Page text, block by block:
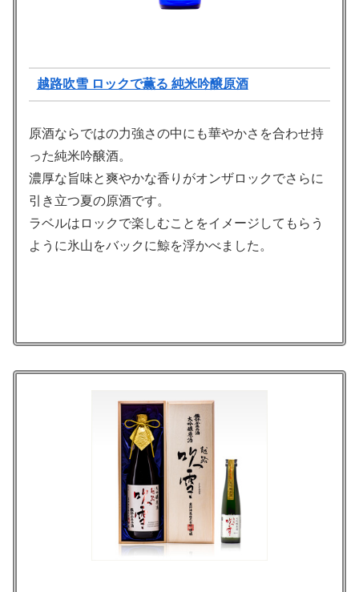
越路吹雪 ロックで薫る 純米吟醸原酒
原酒ならではの力強さの中にも華やかさを合わせ持
った純米吟醸酒。
濃厚な旨味と爽やかな香りがオンザロックでさらに
引き立つ夏の原酒です。
ラベルはロックで楽しむことをイメージしてもらう
ように氷山をバックに鯨を浮かべました。